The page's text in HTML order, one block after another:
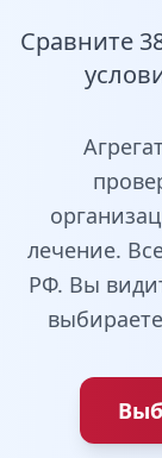
Сравните
лечение.
РФ. Вы